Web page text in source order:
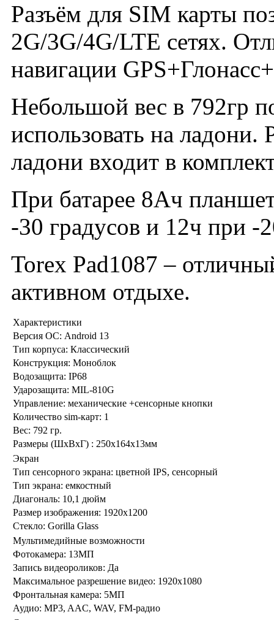
Разъём для SIM карты
2G/3G/4G/LTE сетях.
навигации
Небольшой вес в 792гр
использовать на
ладони входит в
При батарее 8Ач
-30 градусов и 12ч при -
Torex Pad1087 –
активном отдыхе.
Характеристики
Версия ОС: Android 13
Тип корпуса: Классический
Конструкция: Моноблок
Водозащита: IP68
Ударозащита: MIL-810G
Управление: механические +сенсорные кнопки
Количество sim-карт: 1
Вес: 792 гр.
Размеры (ШxВxГ) : 250x164x13мм
Экран
Тип сенсорного экрана: цветной IPS, сенсорный
Тип экрана: емкостный
Диагональ: 10,1 дюйм
Размер изображения: 1920x1200
Стекло: Gorilla Glass
Мультимедийные возможности
Фотокамера: 13МП
Запись видеороликов: Да
Максимальное разрешение видео: 1920x1080
Фронтальная камера: 5МП
Аудио: MP3, AAC, WAV, FM-радио